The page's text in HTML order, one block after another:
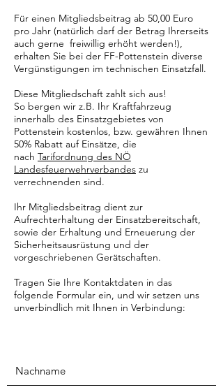
Für einen Mitgliedsbeitrag ab 50,00 Euro
pro Jahr (natürlich darf der Betrag Ihrerseits
auch gerne freiwillig erhöht werden!),
erhalten Sie bei der FF-Pottenstein diverse
Vergünstigungen im technischen Einsatzfall.
Diese Mitgliedschaft zahlt sich aus!
So bergen wir z.B. Ihr Kraftfahrzeug
innerhalb des Einsatzgebietes von
Pottenstein kostenlos, bzw. gewähren Ihnen
50% Rabatt auf Einsätze, die
nach Tarifordnung des NÖ
Landesfeuerwehrverbandes zu
verrechnenden sind.
Ihr Mitgliedsbeitrag dient zur
Aufrechterhaltung der Einsatzbereitschaft,
sowie der Erhaltung und Erneuerung der
Sicherheitsausrüstung und der
vorgeschriebenen Gerätschaften.
Tragen Sie Ihre Kontaktdaten in das
folgende Formular ein, und wir setzen uns
unverbindlich mit Ihnen in Verbindung: